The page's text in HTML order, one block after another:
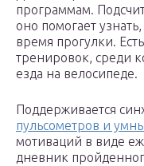
программам.
оно помогает
время прогулки.
тренировок, среди
езда на велосипеде.
Поддерживается
пульсометров и
мотиваций в виде
дневник